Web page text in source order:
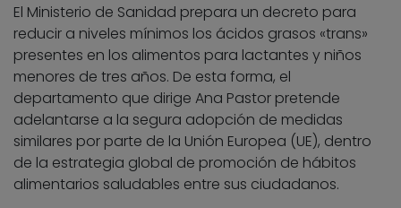
El Ministerio de Sanidad prepara un decreto para
reducir a niveles mínimos los ácidos grasos «trans»
presentes en los alimentos para lactantes y niños
menores de tres años. De esta forma, el
departamento que dirige Ana Pastor pretende
adelantarse a la segura adopción de medidas
similares por parte de la Unión Europea (UE), dentro
de la estrategia global de promoción de hábitos
alimentarios saludables entre sus ciudadanos.